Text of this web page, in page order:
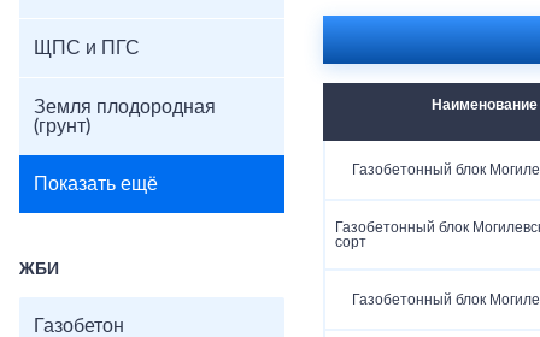
ЩПС и ПГС
Земля плодородная
(грунт)
Показать ещё
ЖБИ
Газобетон
Наименование
Газобетонный блок
Газобетонный блок
сорт
Газобетонный блок